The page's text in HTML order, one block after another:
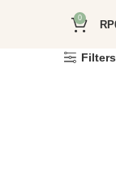
0
RP
Filters